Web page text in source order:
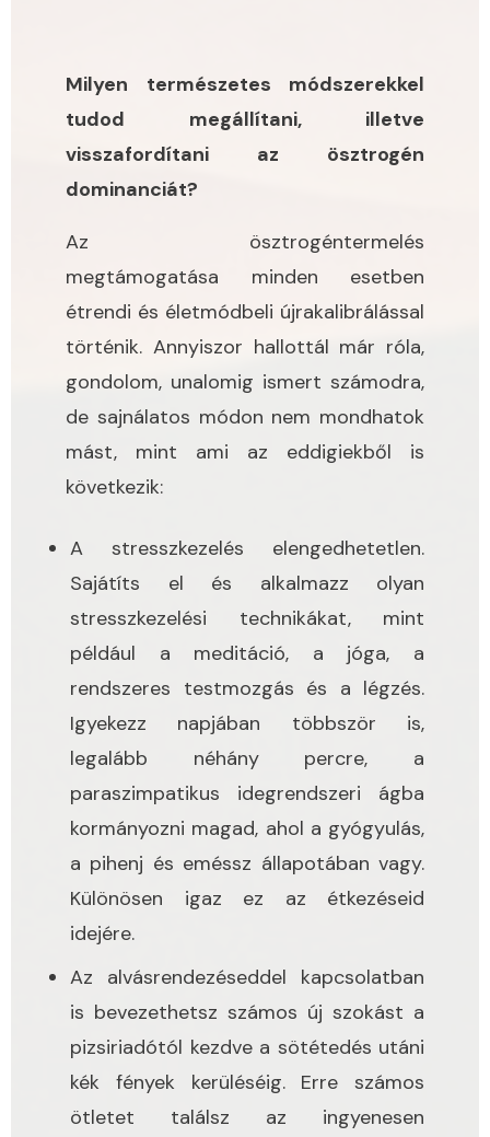
Milyen természetes módszerekkel
tudod megállítani, illetve
visszafordítani az ösztrogén
dominanciát?
Az ösztrogéntermelés
megtámogatása minden esetben
étrendi és életmódbeli újrakalibrálással
történik. Annyiszor hallottál már róla,
gondolom, unalomig ismert számodra,
de sajnálatos módon nem mondhatok
mást, mint ami az eddigiekből is
következik:
A stresszkezelés elengedhetetlen.
Sajátíts el és alkalmazz olyan
stresszkezelési technikákat, mint
például a meditáció, a jóga, a
rendszeres testmozgás és a légzés.
Igyekezz napjában többször is,
legalább néhány percre, a
paraszimpatikus idegrendszeri ágba
kormányozni magad, ahol a gyógyulás,
a pihenj és eméssz állapotában vagy.
Különösen igaz ez az étkezéseid
idejére.
Az alvásrendezéseddel kapcsolatban
is bevezethetsz számos új szokást a
pizsiriadótól kezdve a sötétedés utáni
kék fények kerüléséig. Erre számos
ötletet találsz az ingyenesen